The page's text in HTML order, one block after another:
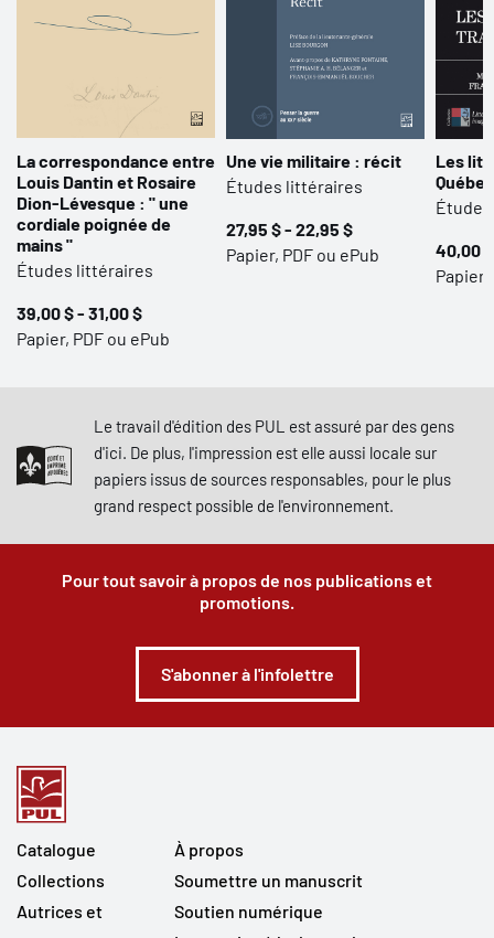
La correspondance entre
Louis Dantin et Rosaire
Dion-Lévesque : " une
cordiale poignée de
mains "
Études littéraires
39,00 $ - 31,00 $
Papier, PDF ou ePub
Une vie militaire : récit
Études littéraires
27,95 $ - 22,95 $
Papier, PDF ou ePub
Les
Québec
40,00
Papier,
Le travail d'édition des PUL est assuré par des gens
d'ici. De plus, l'impression est elle aussi locale sur
papiers issus de sources responsables, pour le plus
grand respect possible de l'environnement.
Pour tout savoir à propos de nos publications et
promotions.
S'abonner à l'infolettre
Catalogue
Collections
Autrices et
À propos
Soumettre un manuscrit
Soutien numérique